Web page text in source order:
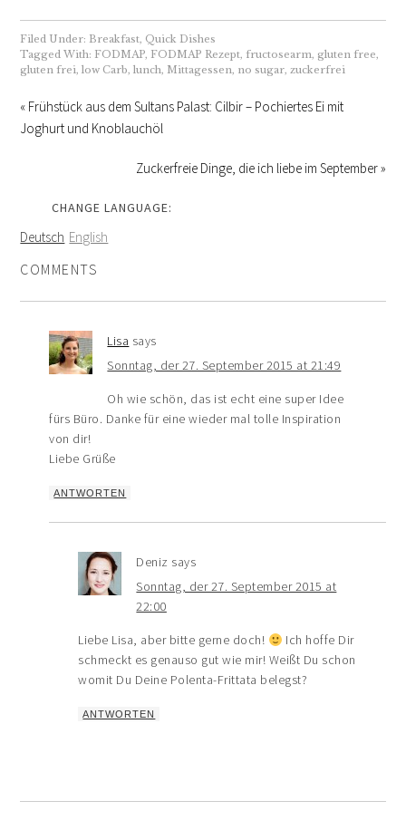
Filed Under:Breakfast, Quick Dishes
Tagged With: FODMAP, FODMAP Rezept,fructosearm, gluten free,
gluten frei,low Carb,lunch, Mittagessen, no sugar,zuckerfrei
« Frühstück aus dem Sultans Palast: Cilbir – Pochiertes Ei mit
Joghurt und Knoblauchöl
Zuckerfreie Dinge, die ich liebe im September »
CHANGE LANGUAGE:
Deutsch English
COMMENTS
Lisa says
Sonntag, der 27. September 2015 at 21:49
Oh wie schön, das ist echt eine super Idee
fürs Büro. Danke für eine wieder mal tolle Inspiration
von dir!
Liebe Grüße
ANTWORTEN
Deniz says
Sonntag, der 27. September 2015 at
22:00
Liebe Lisa, aber bitte gerne doch!
Ich hoffe Dir
schmeckt es genauso gut wie mir! Weißt Du schon
womit Du Deine Polenta-Frittata belegst?
ANTWORTEN